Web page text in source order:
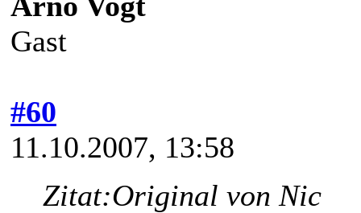
Gast
#60
11.10.2007, 13:58
Zitat:Original von Nic